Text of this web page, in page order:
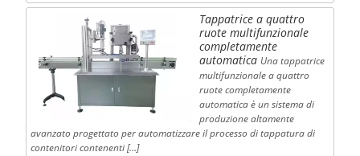
Tappatrice a quattro
ruote multifunzionale
completamente
automatica Una tappatrice
multifunzionale a quattro
ruote completamente
automatica è un sistema di
produzione altamente
avanzato progettato per automatizzare il processo di tappatura di
contenitori contenenti […]